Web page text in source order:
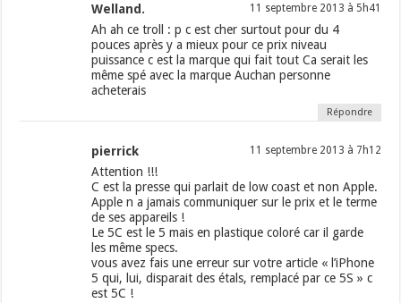
Welland. 11 septembre 2013 à 5h41
Ah ah ce troll : p c est cher surtout pour du 4
pouces après y a mieux pour ce prix niveau
puissance c est la marque qui fait tout Ca serait les
même spé avec la marque Auchan personne
acheterais
Répondre
pierrick 11 septembre 2013 à 7h12
Attention !!!
C est la presse qui parlait de low coast et non Apple.
Apple n a jamais communiquer sur le prix et le terme
de ses appareils !
Le 5C est le 5 mais en plastique coloré car il garde
les même specs.
vous avez fais une erreur sur votre article « l’iPhone
5 qui, lui, disparait des étals, remplacé par ce 5S » c
est 5C !